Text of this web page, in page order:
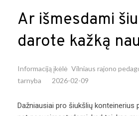
Ar išmesdami
darote kažką
Informaciją įkėlė Vilniaus rajono
tarnyba
2026-02-09
Dažniausiai pro šiukšlių konteinerius